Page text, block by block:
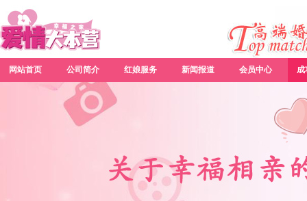
网站首页 公司简介 红娘服务 新闻报道 会员中心 成